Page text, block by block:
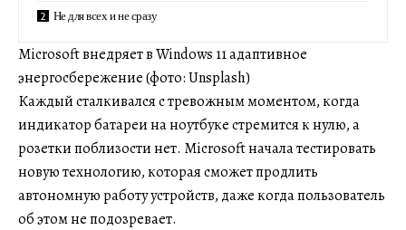
Не для всех и не сразу
Microsoft внедряет в Windows 11 адаптивное
энергосбережение (фото: Unsplash)
Каждый сталкивался с тревожным моментом, когда
индикатор батареи на ноутбуке стремится к нулю, а
розетки поблизости нет. Microsoft начала тестировать
новую технологию, которая сможет продлить
автономную работу устройств, даже когда пользователь
об этом не подозревает.